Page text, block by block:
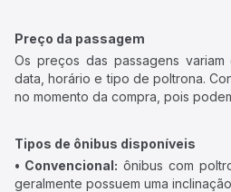
Preço da passagem
Os preços das passagens
data, horário e tipo de poltrona.
no momento da compra, pois
Tipos de ônibus disponíveis
• Convencional: ônibus com
geralmente possuem uma